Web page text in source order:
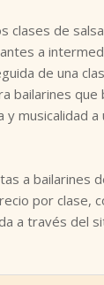
clases de
a
de una
bailarines que
musicalidad a
a bailarines
por clase,
a través del